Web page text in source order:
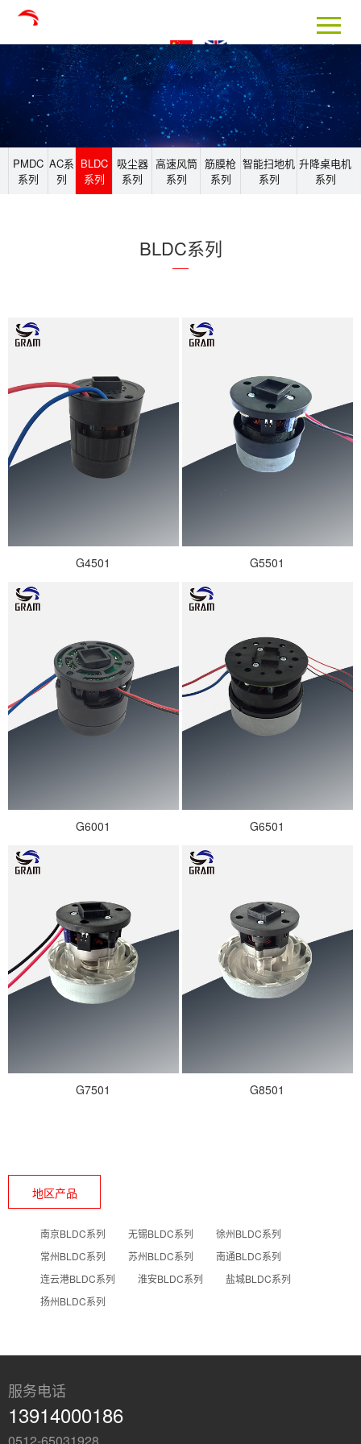
PMDC
系列
AC系
列
BLDC
系列
吸尘器
系列
高速风筒
系列
筋膜枪
系列
智能扫地机
系列
升降桌电机
系列
BLDC系列
G4501 G5501
G6001 G6501
G7501 G8501
地区产品
南京BLDC系列 无锡BLDC系列
徐州BLDC系列
常州BLDC系列
苏州BLDC系列
南通BLDC系列
连云港BLDC系列
淮安BLDC系列
盐城BLDC系列
扬州BLDC系列
服务电话
13914000186
0512-65031928